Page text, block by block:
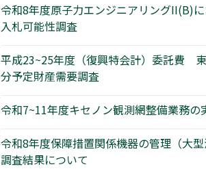
令和8年度原子力エンジニアリングII(B)
入札可能性調査
平成23~25年度（復興特会計）委託費
分予定財産需要調査
令和7~11年度キセノン観測網整備業務
令和8年度保障措置関係機器の管理（大
調査結果について